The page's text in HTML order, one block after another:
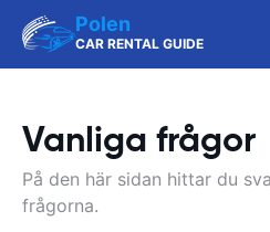
Polen
CAR RENTAL GUIDE
Vanliga frågor
På den här sidan hittar du
frågorna.